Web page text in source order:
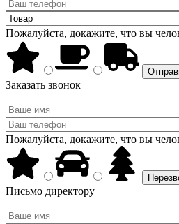
Пожалуйста, докажите, что вы
Заказать звонок
Пожалуйста, докажите, что вы
Письмо директору